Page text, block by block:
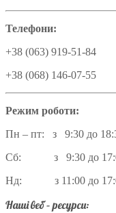
Телефони:
+38 (063) 919-51-84
+38 (068) 146-07-55
Режим роботи:
Пн – пт: з 9:30 до
Сб: з 9:30 до
Нд: з 11:00 до
Наші веб – ресурси: